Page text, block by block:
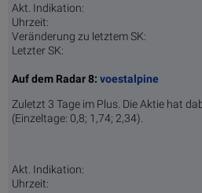
Akt. Indikation:
Uhrzeit:
Veränderung zu letztem SK:
Letzter SK:
Auf dem Radar 8: voestalpine
Zuletzt 3 Tage im Plus. Die Aktie hat
(Einzeltage: 0,8; 1,74; 2,34).
Akt. Indikation:
Uhrzeit: